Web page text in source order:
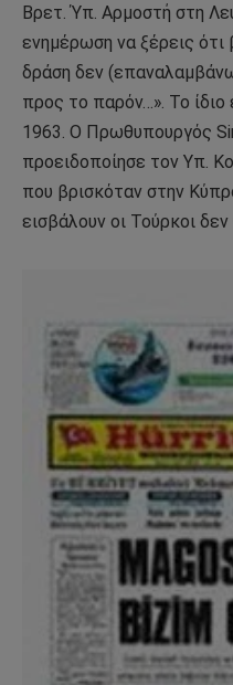
Βρετ. Ύπ. Αρμοστή στη
ενημέρωση να ξέρεις ότι
δράση δεν
προς το παρόν…». Το ίδιο
1963. Ο Πρωθυπουργός
προειδοποίησε τον Υπ.
που βρισκόταν στην
εισβάλουν οι Τούρκοι